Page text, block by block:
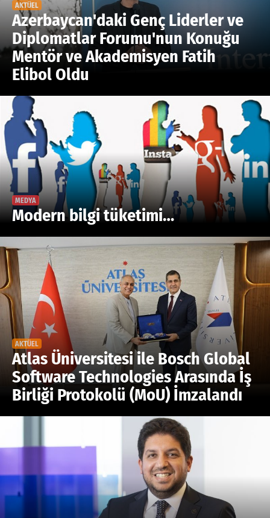
AKTÜEL
Azerbaycan'daki Genç Liderler ve
Diplomatlar Forumu'nun Konuğu
Mentör ve Akademisyen Fatih
Elibol Oldu
MEDYA
Modern bilgi tüketimi…
AKTÜEL
Atlas Üniversitesi ile Bosch Global
Software Technologies Arasında İş
Birliği Protokolü (MoU) İmzalandı